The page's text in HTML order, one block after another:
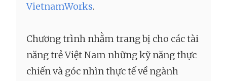
VietnamWorks.
Chương trình nhằm trang bị cho các tài
năng trẻ Việt Nam những kỹ năng thực
chiến và góc nhìn thực tế về ngành